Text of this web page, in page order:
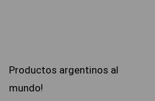
Productos argentinos al
mundo!